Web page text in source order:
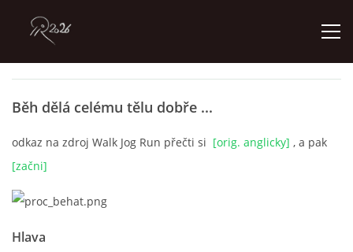
GALERIE
KONTAKT
Běh dělá celému tělu dobře ...
odkaz na zdroj Walk Jog Run přečti si [orig. anglicky] , a pak
[začni]
Hlava